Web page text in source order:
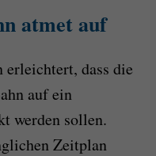
atmet auf
erleichtert, dass die
auf ein
werden sollen.
Zeitplan